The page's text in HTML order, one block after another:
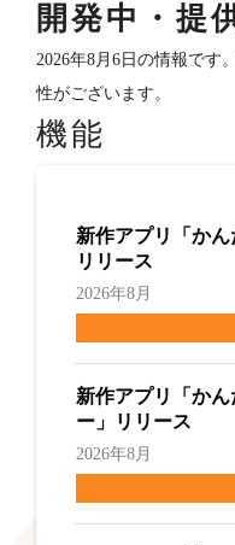
開発中・提
2026年8月6日の情報です
性がございます。
機能
新作アプリ「かん
リリース
2026年8月
新作アプリ「か
ー」リリース
2026年8月